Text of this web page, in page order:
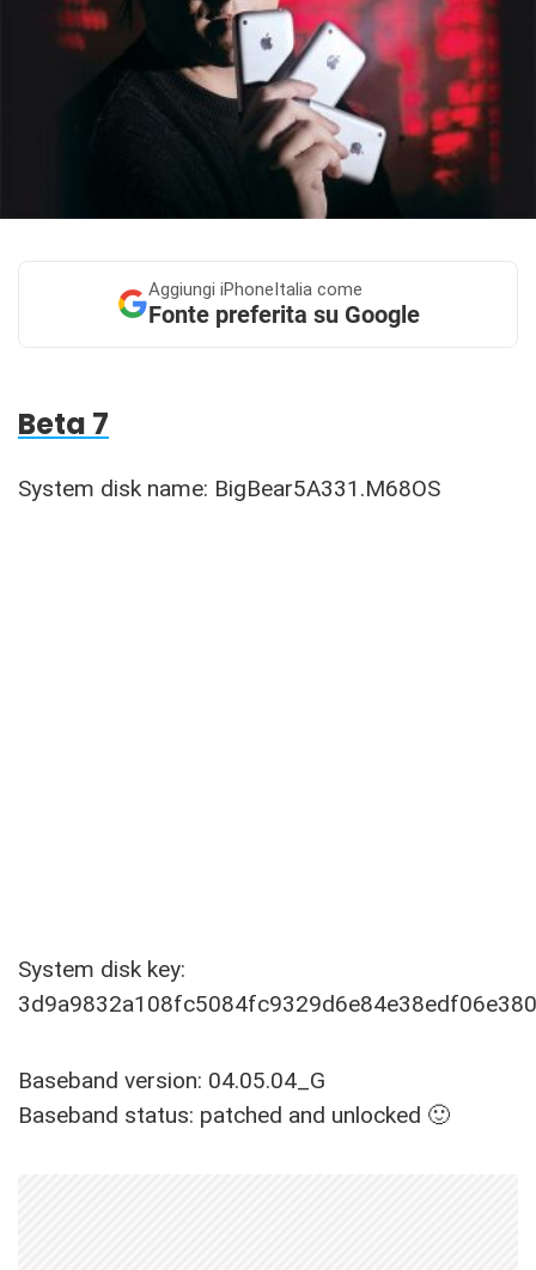
Aggiungi iPhoneItalia come
Fonte preferita su Google
Beta 7
System disk name: BigBear5A331.M68OS
System disk key:
Baseband version: 04.05.04_G
Baseband status: patched and unlocked 🙂